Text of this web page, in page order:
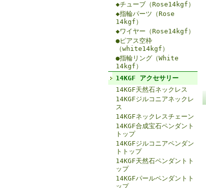
◆チューブ（Rose14kgf）
◆指輪パーツ（Rose
14kgf）
◆ワイヤー（Rose14kgf）
●ピアス空枠
（white14kgf）
●指輪リング（White
14kgf）
14KGF アクセサリー
14KGF天然石ネックレス
14KGFジルコニアネックレ
ス
14KGFネックレスチェーン
14KGF合成宝石ペンダント
トップ
14KGFジルコニアペンダン
トトップ
14KGF天然石ペンダントト
ップ
14KGFパールペンダントト
ップ